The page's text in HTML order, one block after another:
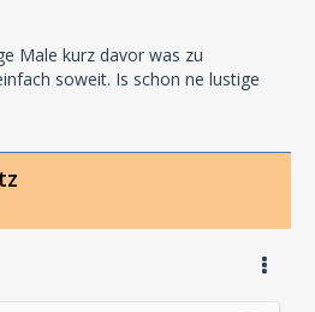
Male kurz davor was zu
soweit. Is schon ne lustige